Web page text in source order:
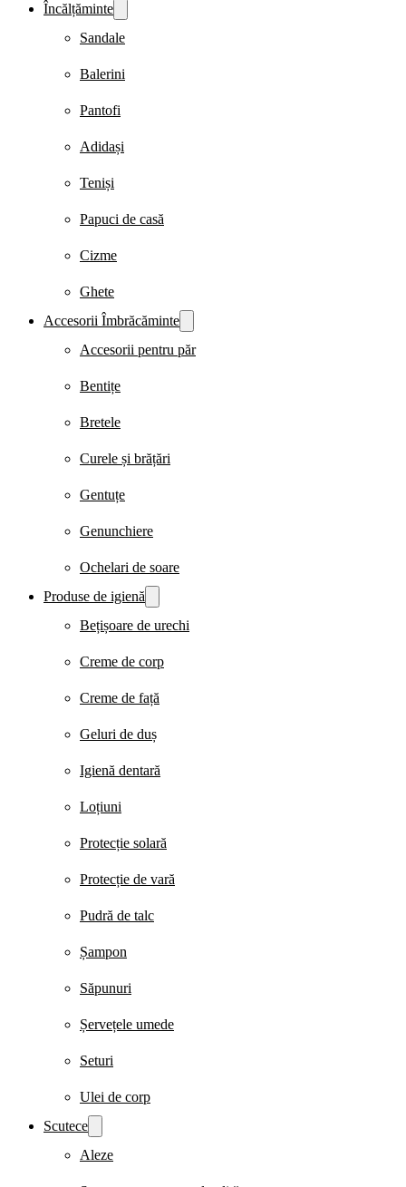
Încălțăminte
Sandale
Balerini
Pantofi
Adidași
Teniși
Papuci de casă
Cizme
Ghete
Accesorii Îmbrăcăminte
Accesorii pentru păr
Bentițe
Bretele
Curele și brățări
Gentuțe
Genunchiere
Ochelari de soare
Produse de igienă
Bețișoare de urechi
Creme de corp
Creme de față
Geluri de duș
Igienă dentară
Loțiuni
Protecție solară
Protecție de vară
Pudră de talc
Șampon
Săpunuri
Șervețele umede
Seturi
Ulei de corp
Scutece
Aleze